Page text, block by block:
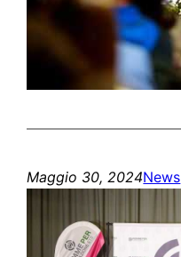
Maggio 30, 2024News